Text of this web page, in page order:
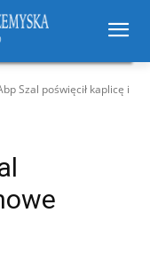
Szal poświęcił kaplicę i